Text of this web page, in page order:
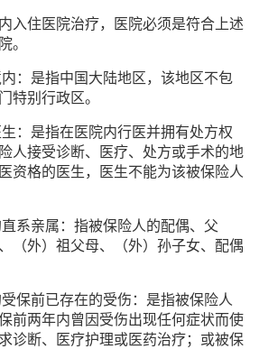
入住医院治疗，医院必须是符合上述
。
：是指中国大陆地区，该地区不包
特别行政区。
：是指在医院内行医并拥有处方权
人接受诊断、医疗、处方或手术的地
资格的医生，医生不能为该被保险人
系亲属：指被保险人的配偶、父
（外）祖父母、（外）孙子女、配偶
保前已存在的受伤：是指被保险人
前两年内曾因受伤出现任何症状而使
诊断、医疗护理或医药治疗；或被保